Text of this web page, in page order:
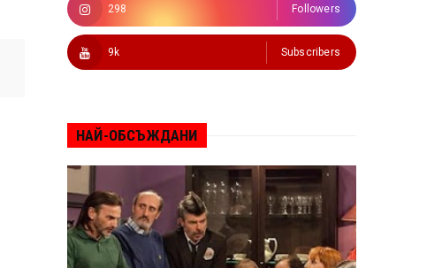
298 Followers
9k Subscribers
НАЙ-ОБСЪЖДАНИ